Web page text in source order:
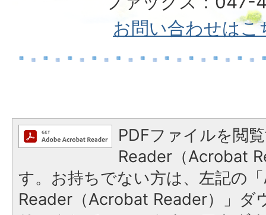
お問い合わせはこ
PDFファイルを閲
Reader（Acrobat
す。お持ちでない方は、左記の
Reader（Acrobat Reader）」ダ